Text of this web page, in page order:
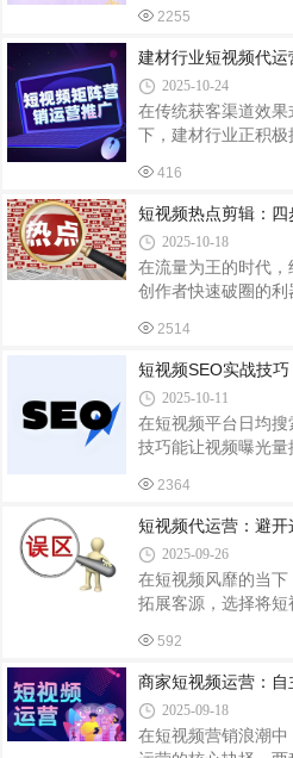
参数转化为可视化实
运营：掌控权与长
在于全流程掌控。从
动，运营者能精准
化。例如，某本土咖
事、咖啡师日常融
万，复购率提升
容创作基因的团队，
期需
2255
建材行业短视频代
2025-10-24
在传统获客渠道效
下，建材行业正积
现了从流量获取到
型提供了鲜活样本。
团队运用科学方法为
位上，不局限于产
如主打瓷砖的企业
老院、儿童活动中心
砖选择指南》视频，
416
短视频热点剪辑：
2025-10-18
在流量为王的时代
创作者快速破圈的
中脱颖而出。第一
立“三级热点监测体
社会事件），二级
整），三级为平台内
榜、清博大数据等工
榜、知乎热榜的衍生
网焦点时，可延伸出
2514
短视频SEO实战技
2025-10-11
在短视频平台日均搜
技巧能让视频曝光
搜索流量。一、标
前置：标题前10个字
为夏季显瘦穿搭指南
+痛点组合：使用3
号通过1分钟搞定
悬念式结尾：在标题
用错误的方法护肤？
日变美
2364
短视频代运营：避开
2025-09-26
在短视频风靡的当下
拓展客源，选择将
未能达到预期效果
分企业将流量视为唯
段增加视频播放量
采用夸张、低俗甚至
比如，某些美食账
592
商家短视频运营：
2025-09-18
在短视频营销浪潮